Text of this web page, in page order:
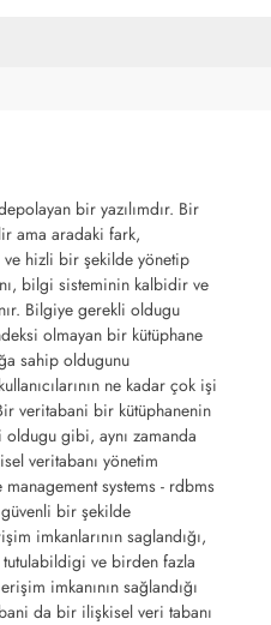
bir yazılımdır. Bir
ama aradaki fark,
hizli bir şekilde yönetip
bilgi sisteminin kalbidir ve
Bilgiye gerekli oldugu
olmayan bir kütüphane
sahip oldugunu
ne kadar çok işi
veritabani bir kütüphanenin
gibi, aynı zamanda
veritabanı yönetim
systems - rdbms
bir şekilde
imkanlarının saglandığı,
ve birden fazla
imkanının sağlandığı
da bir ilişkisel veri tabanı